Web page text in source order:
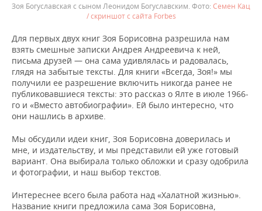
Зоя Богуславская с сыном Леонидом Богуславским.
Семен Кац
/ скриншот с сайта Forbes
Для первых двух книг Зоя Борисовна разрешила нам
взять смешные записки Андрея Андреевича к ней,
письма друзей — она сама удивлялась и радовалась,
глядя на забытые тексты. Для книги «Всегда, Зоя!» мы
получили ее разрешение включить никогда ранее не
публиковавшиеся тексты: это рассказ о Ялте в июле 1966-
го и «Вместо автобиографии». Ей было интересно, что
они нашлись в архиве.
Мы обсудили идеи книг, Зоя Борисовна доверилась и
мне, и издательству, и мы представили ей уже готовый
вариант. Она выбирала только обложки и сразу одобрила
и фотографии, и наш выбор текстов.
Интереснее всего была работа над «Халатной жизнью».
Название книги предложила сама Зоя Борисовна,